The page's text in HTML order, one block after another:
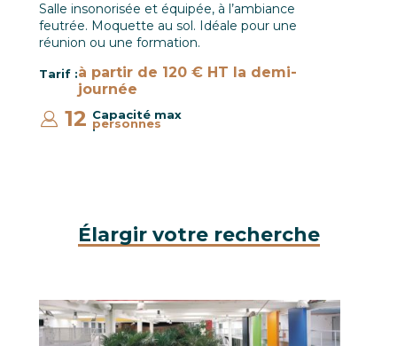
Salle insonorisée et équipée, à l’ambiance
feutrée. Moquette au sol. Idéale pour une
réunion ou une formation.
Tarif :à partir de 120 € HT la demi-
journée
Capacité max
:
12 personnes
Élargir votre recherche
Place Couverte / CCI Campus